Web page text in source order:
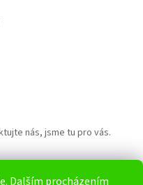
Dalším procházením
nás, jsme tu pro vás.